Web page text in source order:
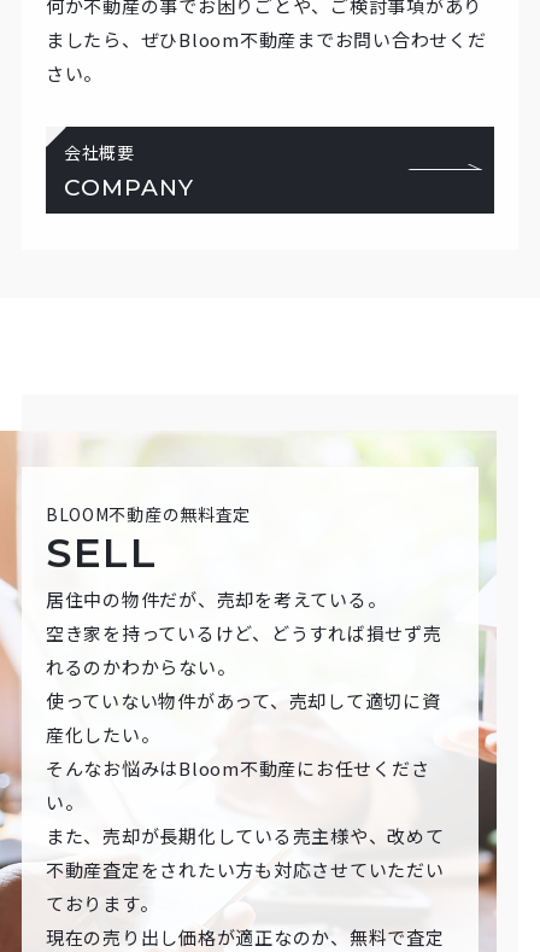
何か不動産の事でお困りごとや、ご検討事項があり
ましたら、ぜひBloom不動産までお問い合わせくだ
さい。
会社概要
COMPANY
BLOOM不動産の無料査定
SELL
居住中の物件だが、売却を考えている。
空き家を持っているけど、どうすれば損せず売
れるのかわからない。
使っていない物件があって、売却して適切に資
産化したい。
そんなお悩みはBloom不動産にお任せくださ
い。
また、売却が長期化している売主様や、改めて
不動産査定をされたい方も対応させていただい
ております。
現在の売り出し価格が適正なのか、無料で査定